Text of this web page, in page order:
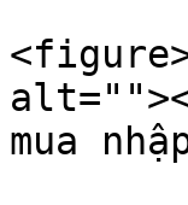
mua